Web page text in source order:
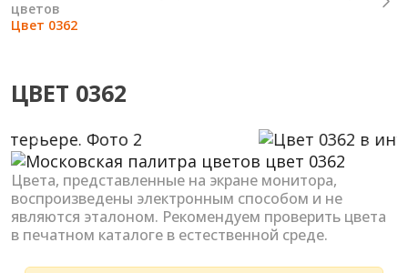
цветов
Цвет 0362
ЦВЕТ 0362
Previous Next
Цвета, представленные на экране монитора,
воспроизведены электронным способом и не
являются эталоном. Рекомендуем проверить цвета
в печатном каталоге в естественной среде.